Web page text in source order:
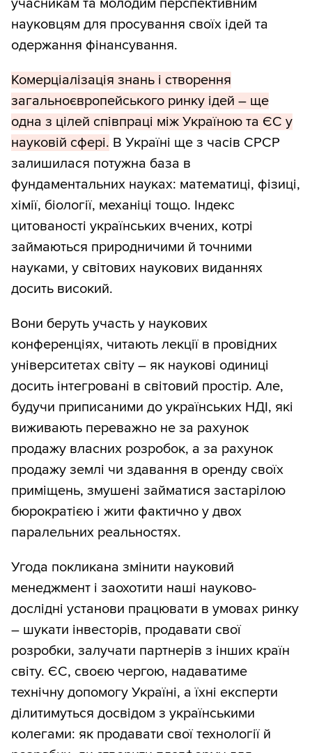
учасникам та молодим перспективним
науковцям для просування своїх ідей та
одержання фінансування.
Комерціалізація знань і створення
загальноєвропейського ринку ідей – ще
одна з цілей співпраці між Україною та ЄС у
науковій сфері. В Україні ще з часів СРСР
залишилася потужна база в
фундаментальних науках: математиці, фізиці,
хімії, біології, механіці тощо. Індекс
цитованості українських вчених, котрі
займаються природничими й точними
науками, у світових наукових виданнях
досить високий.
Вони беруть участь у наукових
конференціях, читають лекції в провідних
університетах світу – як наукові одиниці
досить інтегровані в світовий простір. Але,
будучи приписаними до українських НДІ, які
виживають переважно не за рахунок
продажу власних розробок, а за рахунок
продажу землі чи здавання в оренду своїх
приміщень, змушені займатися застарілою
бюрократією і жити фактично у двох
паралельних реальностях.
Угода покликана змінити науковий
менеджмент і заохотити наші науково-
дослідні установи працювати в умовах ринку
– шукати інвесторів, продавати свої
розробки, залучати партнерів з інших країн
світу. ЄС, своєю чергою, надаватиме
технічну допомогу Україні, а їхні експерти
ділитимуться досвідом з українськими
колегами: як продавати свої технології й